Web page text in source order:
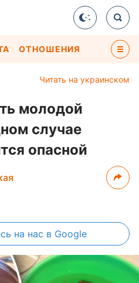
ОТНОШЕНИЯ
Читать на украинском
молодой
случае
опасной
на нас в Google